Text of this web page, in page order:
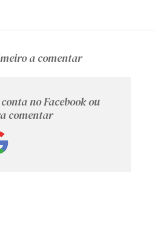
a comentar
no Facebook ou
comentar